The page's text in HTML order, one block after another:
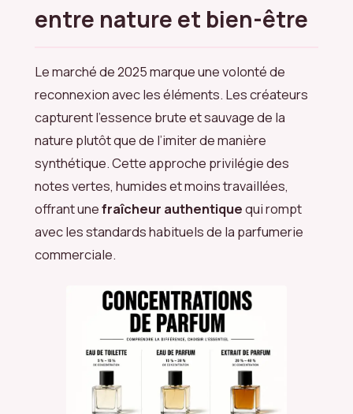
entre nature et bien-être
Le marché de 2025 marque une volonté de
reconnexion avec les éléments. Les créateurs
capturent l’essence brute et sauvage de la
nature plutôt que de l’imiter de manière
synthétique. Cette approche privilégie des
notes vertes, humides et moins travaillées,
offrant unefraîcheur authentiquequi rompt
avec les standards habituels de la parfumerie
commerciale.